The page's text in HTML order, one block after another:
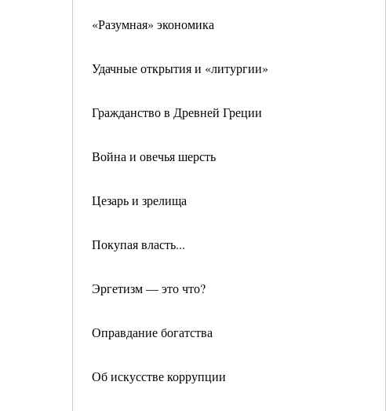
«Разумная» экономика
Удачные открытия и «литургии»
Гражданство в Древней Греции
Война и овечья шерсть
Цезарь и зрелища
Покупая власть...
Эргетизм — это что?
Оправдание богатства
Об искусстве коррупции